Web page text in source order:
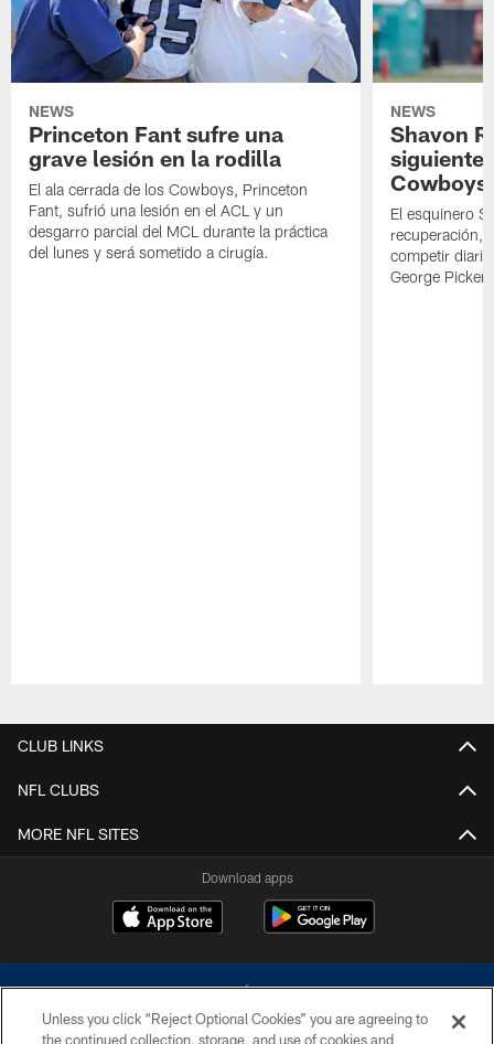
NEWS
Princeton Fant sufre una
grave lesión en la rodilla
El ala cerrada de los Cowboys, Princeton
Fant, sufrió una lesión en el ACL y un
desgarro parcial del MCL durante la práctica
del lunes y será sometido a cirugía.
NEWS
Shavon
siguiente
Cowboys
El esquinero
recuperación,
competir
George
CLUB LINKS
NFL CLUBS
MORE NFL SITES
Download apps
Unless you click “Reject Optional Cookies” you are agreeing to
the continued collection, storage, and use of cookies and